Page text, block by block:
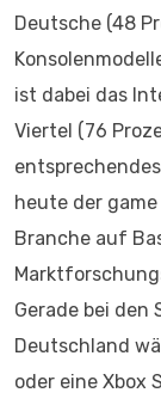
Deutsche (48
ist dabei das
Viertel (76
heute der
Branche auf
Gerade bei den
Deutschland
oder eine Xbox